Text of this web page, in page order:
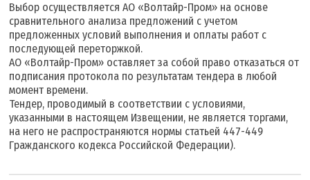
Выбор осуществляется АО «Волтайр-Пром» на основе
сравнительного анализа предложений с учетом
предложенных условий выполнения и оплаты работ с
последующей переторжкой.
АО «Волтайр-Пром» оставляет за собой право отказаться от
подписания протокола по результатам тендера в любой
момент времени.
Тендер, проводимый в соответствии с условиями,
указанными в настоящем Извещении, не является торгами,
на него не распространяются нормы статьей 447-449
Гражданского кодекса Российской Федерации).